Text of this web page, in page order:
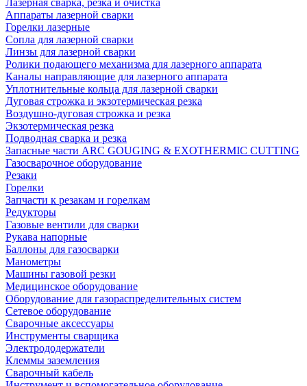
Лазерная сварка, резка и очистка
Аппараты лазерной сварки
Горелки лазерные
Сопла для лазерной сварки
Линзы для лазерной сварки
Ролики подающего механизма для лазерного аппарата
Каналы направляющие для лазерного аппарата
Уплотнительные кольца для лазерной сварки
Дуговая строжка и экзотермическая резка
Воздушно-дуговая строжка и резка
Экзотермическая резка
Подводная сварка и резка
Запасные части ARC GOUGING & EXOTHERMIC CUTTING
Газосварочное оборудование
Резаки
Горелки
Запчасти к резакам и горелкам
Редукторы
Газовые вентили для сварки
Рукава напорные
Баллоны для газосварки
Манометры
Машины газовой резки
Медицинское оборудование
Оборудование для газораспределительных систем
Сетевое оборудование
Сварочные аксессуары
Инструменты сварщика
Электрододержатели
Клеммы заземления
Сварочный кабель